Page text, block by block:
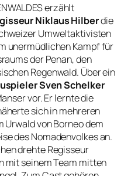
erzählt
Niklaus Hilberdie
Umweltaktivisten
unermüdlichen Kampf für
der Penan, den
Regenwald. Über ein
Sven Schelker
vor. Er lernte die
sich in mehreren
von Borneo dem
des Nomadenvolkes an.
drehte Regisseur
mit seinem Team mitten